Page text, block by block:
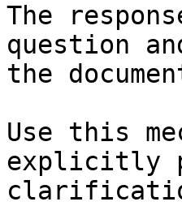
The
question
the
Use this
explicitly